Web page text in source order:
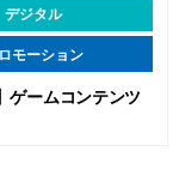
デジタル
モーション
ゲームコンテンツ